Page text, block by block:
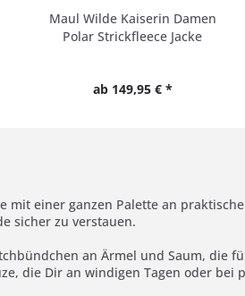
Maul Wilde Kaiserin Damen
Polar Strickfleece Jacke
ab 149,95 € *
mit einer ganzen Palette an
sicher zu verstauen.
an Ärmel und Saum, die
die Dir an windigen Tagen oder bei